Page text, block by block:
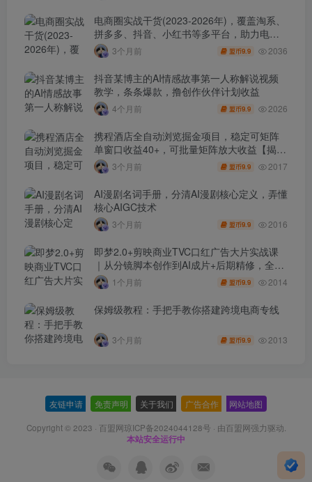
电商圈实战干货(2023-2026年)，覆盖淘系、
拼多多、抖音、小红书等多平台，助力电商
人避开坑、提效率、稳盈利(更新4月)
3个月前 盟币9.9 2036
抖音某博主的AI情感故事第一人称解说视频
教学，条条爆款，撸创作伙伴计划收益
4个月前 盟币9.9 2026
携程酒店全自动浏览掘金项目，稳定可矩阵
单窗口收益40+，可批量矩阵放大收益【揭
秘】3个月前 盟币9.9 2017
AI漫剧名词手册，分清AI漫剧核心定义，弄懂
核心AIGC技术
3个月前 盟币9.9 2016
即梦2.0+剪映商业TVC口红广告大片实战课
｜从分镜脚本创作到AI成片+后期精修，全流
程打造品牌级产品广告
1个月前 盟币9.9 2014
保姆级教程：手把手教你搭建跨境电商专线
3个月前 盟币9.9 2013
友链申请 免责声明 关于我们 广告合作 网站地图
Copyright © 2023 · 百盟网琼ICP备2024044128号 · 由百盟网强力驱动.
本站安全运行中